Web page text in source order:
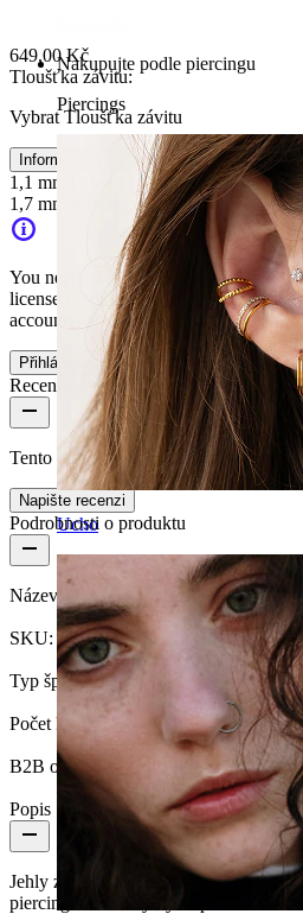
Nakupujte podle piercingu
Piercings
Ucho
649,00 Kč
Tloušťka závitu:
Vybrat Tloušťka závitu
Informace o velikosti
1,1 mm (Růžová) 1,3 mm (Zelená)
1,7 mm (Šedá)
2,1 mm (Oranžová)
You need a business account to
licensed piercer and want to enjoy the
account, please contact us
Přihlášení Napište nám
Recenze produktu
Tento produkt nemá zatím žádné
Napište recenzi
Podrobnosti o produktu
Název: 50 kusů samouvolňovacích kanyl
SKU:Needle-50
Typ šperku:Činky
Počet kusů:
B2B only:Ano
Popis
Jehly značky Mosquito byly
piercingu a neměly by se používat k